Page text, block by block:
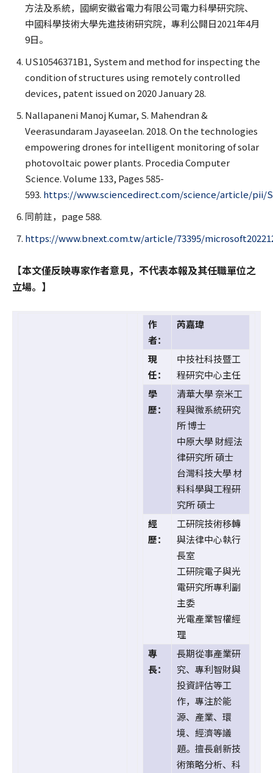
方法及系統，國網安徽省電力有限公司電力科學研究院、
中國科學技術大學先進技術研究院，專利公開日2021年4月
9日。
US10546371B1, System and method for inspecting the
condition of structures using remotely controlled
devices, patent issued on 2020 January 28.
Nallapaneni Manoj Kumar, S. Mahendran &
Veerasundaram Jayaseelan. 2018. On the technologies
empowering drones for intelligent monitoring of solar
photovoltaic power plants. Procedia Computer
Science. Volume 133, Pages 585-
593. https://www.sciencedirect.com/science/article/pii/
同前註，page 588.
https://www.bnext.com.tw/article/73395/
【本文僅反映專家作者意見，不代表本報及其任職單位之
立場。】
作
者：
芮嘉瑋
現
任：
中技社科技暨工
程研究中心主任
學
歷：
清華大學 奈米工
程與微系統研究
所 博士
中原大學 財經法
律研究所 碩士
台灣科技大學 材
料科學與工程研
究所 碩士
經
歷：
工研院技術移轉
與法律中心執行
長室
工研院電子與光
電研究所專利副
主委
光電產業智權經
理
專
長：
長期從事產業研
究、專利智財與
投資評估等工
作，專注於能
源、產業、環
境、經濟等議
題。擅長創新技
術策略分析、科